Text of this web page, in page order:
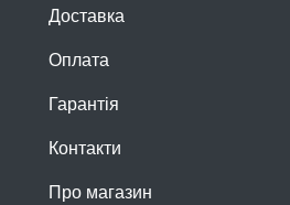
Доставка
Оплата
Гарантія
Контакти
Про магазин